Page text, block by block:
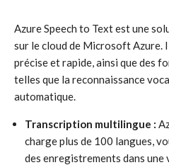
Azure Speech to Text est une
sur le cloud de Microsoft
précise et rapide, ainsi que des
telles que la reconnaissance
automatique.
Transcription multilingue :
charge plus de 100 langues,
des enregistrements dans une